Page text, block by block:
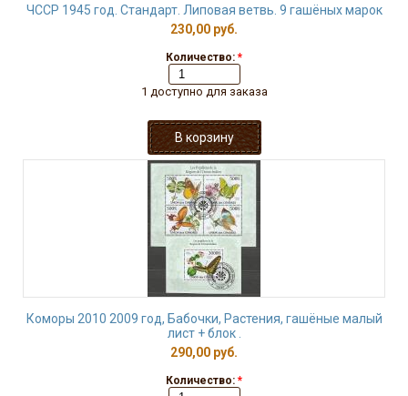
ЧССР 1945 год. Стандарт. Липовая ветвь. 9 гашёных марок
230,00 руб.
Количество: *
1 доступно для заказа
Коморы 2010 2009 год, Бабочки, Растения, гашёные малый
лист + блок .
290,00 руб.
Количество: *